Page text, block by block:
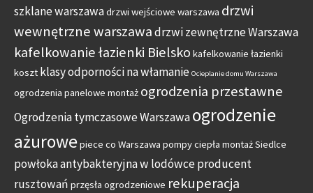
szklane warszawadrzwi wejściowe warszawa drzwi
wewnętrzne warszawadrzwi zewnętrzne Warszawa
kafelkowanie łazienki Bielsko kafelkowanie łazienki
koszt klasy odporności na włamanie Ocieplanie domu Warszawa
ogrodzenia panelowe montaż ogrodzenia przestawne
Ogrodzenia tymczasowe Warszawaogrodzenie
ażurowepiece co Warszawa pompy ciepła montaż Siedlce
powłoka antybakteryjna w lodówceproducent
rusztowań przęsła ogrodzeniowe rekuperacja